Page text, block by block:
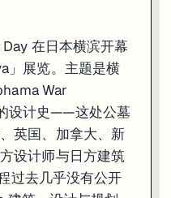
在日本横滨开幕
」展览。主题是横
War
设计史——这处公墓
英国、加拿大、新
设计师与日方建筑
过去几乎没有公开